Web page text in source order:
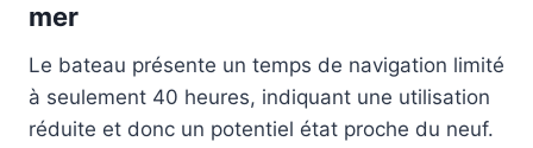
mer
Le bateau présente un temps de navigation limité
à seulement 40 heures, indiquant une utilisation
réduite et donc un potentiel état proche du neuf.